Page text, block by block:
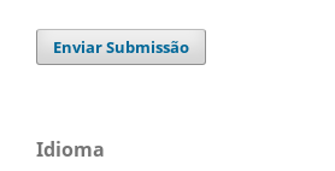
Enviar Submissão
Idioma